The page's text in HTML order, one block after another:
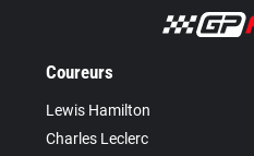
Coureurs
Lewis Hamilton
Charles Leclerc